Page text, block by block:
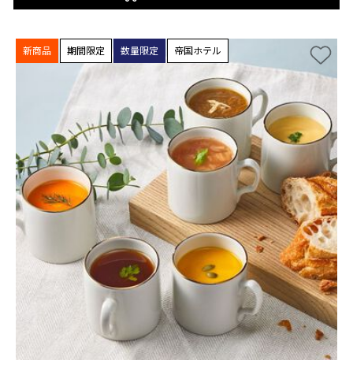
新商品 期間限定 数量限定 帝国ホテル